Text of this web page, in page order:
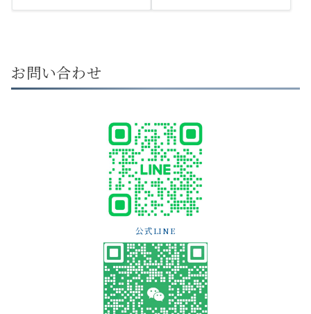
お問い合わせ
公式LINE